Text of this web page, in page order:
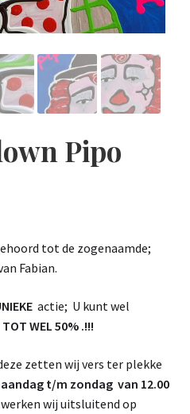
Pipo
tot de zogenaamde;
Fabian.
actie; U kunt wel
WEL 50% .!!!
zetten wij vers ter plekke
t/m zondag van 12.00
wij uitsluitend op